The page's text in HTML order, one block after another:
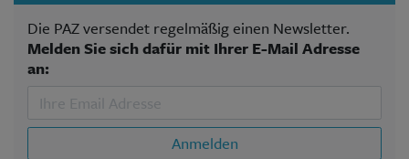
Die PAZ versendet regelmäßig einen Newsletter.
Melden Sie sich dafür mit Ihrer E-Mail Adresse
an:
Anmelden